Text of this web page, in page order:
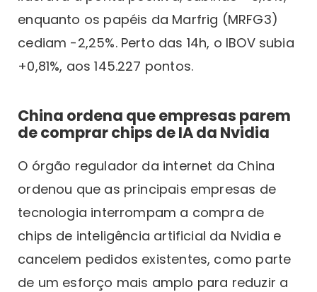
enquanto os papéis da Marfrig (MRFG3)
cediam -2,25%. Perto das 14h, o IBOV subia
+0,81%, aos 145.227 pontos.
China ordena que empresas parem
de comprar chips de IA da Nvidia
O órgão regulador da internet da China
ordenou que as principais empresas de
tecnologia interrompam a compra de
chips de inteligência artificial da Nvidia e
cancelem pedidos existentes, como parte
de um esforço mais amplo para reduzir a